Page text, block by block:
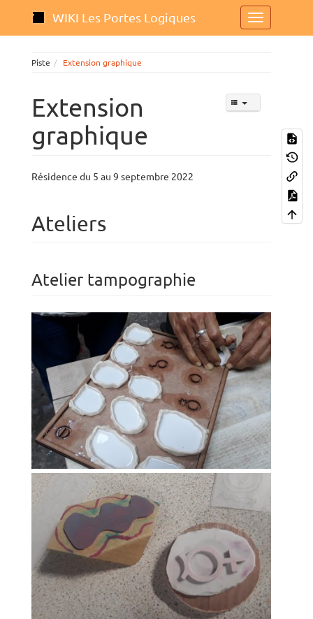
WIKI Les Portes Logiques
Piste Extension graphique
Extension
graphique
Résidence du 5 au 9 septembre 2022
Ateliers
Atelier tampographie